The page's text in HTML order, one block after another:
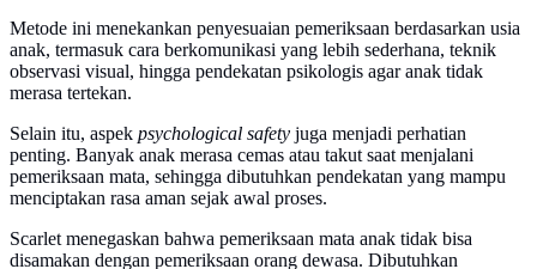
Metode ini menekankan penyesuaian pemeriksaan berdasarkan usia
anak, termasuk cara berkomunikasi yang lebih sederhana, teknik
observasi visual, hingga pendekatan psikologis agar anak tidak
merasa tertekan.
Selain itu, aspek psychological safety juga menjadi perhatian
penting. Banyak anak merasa cemas atau takut saat menjalani
pemeriksaan mata, sehingga dibutuhkan pendekatan yang mampu
menciptakan rasa aman sejak awal proses.
Scarlet menegaskan bahwa pemeriksaan mata anak tidak bisa
disamakan dengan pemeriksaan orang dewasa. Dibutuhkan